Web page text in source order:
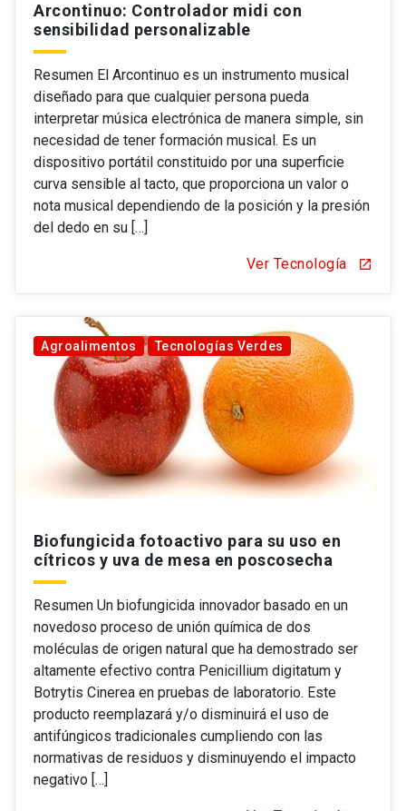
Arcontinuo: Controlador midi con
sensibilidad personalizable
Resumen El Arcontinuo es un instrumento musical
diseñado para que cualquier persona pueda
interpretar música electrónica de manera simple, sin
necesidad de tener formación musical. Es un
dispositivo portátil constituido por una superficie
curva sensible al tacto, que proporciona un valor o
nota musical dependiendo de la posición y la presión
del dedo en su […]
Ver Tecnología open_in_new
Agroalimentos Tecnologías Verdes
Biofungicida fotoactivo para su uso en
cítricos y uva de mesa en poscosecha
Resumen Un biofungicida innovador basado en un
novedoso proceso de unión química de dos
moléculas de origen natural que ha demostrado ser
altamente efectivo contra Penicillium digitatum y
Botrytis Cinerea en pruebas de laboratorio. Este
producto reemplazará y/o disminuirá el uso de
antifúngicos tradicionales cumpliendo con las
normativas de residuos y disminuyendo el impacto
negativo […]